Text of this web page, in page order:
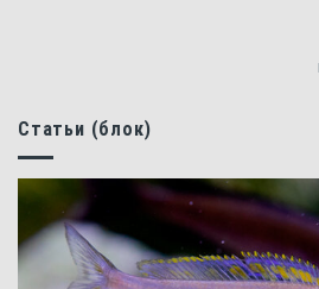
Статьи (блок)